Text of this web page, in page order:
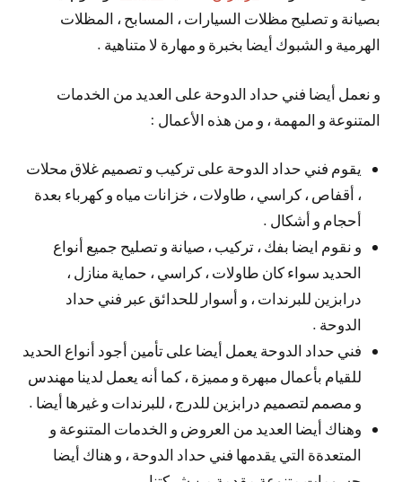
بصيانة و تصليح مظلات السيارات ، المسابح ، المظلات
الهرمية و الشبوك أيضا بخبرة و مهارة لا متناهية .
و نعمل أيضا فني حداد الدوحة على العديد من الخدمات
المتنوعة و المهمة ، و من هذه الأعمال :
يقوم فني حداد الدوحة على تركيب و تصميم غلاق محلات
، أقفاص ، كراسي ، طاولات ، خزانات مياه و كهرباء بعدة
أحجام و أشكال .
و نقوم ايضا بفك ، تركيب ، صيانة و تصليح جميع أنواع
الحديد سواء كان طاولات ، كراسي ، حماية منازل ،
درابزين للبرندات ، و أسوار للحدائق عبر فني حداد
الدوحة .
فني حداد الدوحة يعمل أيضا على تأمين أجود أنواع الحديد
للقيام بأعمال مبهرة و مميزة ، كما أنه يعمل لدينا مهندس
و مصمم لتصميم درابزين للدرج ، للبرندات و غيرها أيضا .
وهناك أيضا العديد من العروض و الخدمات المتنوعة و
المتعدةة التي يقدمها فني حداد الدوحة ، و هناك أيضا